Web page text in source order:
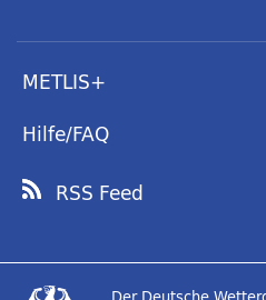
METLIS+
Hilfe/FAQ
RSS Feed